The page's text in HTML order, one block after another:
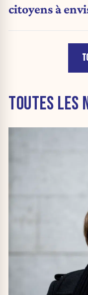
citoyens à
TOUTES LES